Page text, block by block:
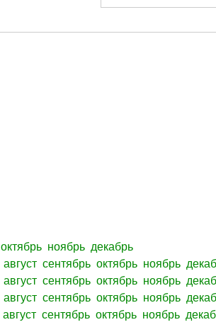
октябрь ноябрь декабрь
август сентябрь октябрь ноябрь
август сентябрь октябрь ноябрь
август сентябрь октябрь ноябрь
август сентябрь октябрь ноябрь